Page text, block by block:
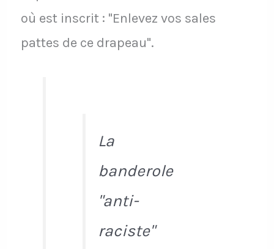
où est inscrit : "Enlevez vos sales
pattes de ce drapeau".
La
banderole
"anti-
raciste"